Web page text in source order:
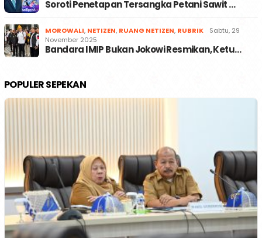
Soroti Penetapan Tersangka Petani Sawit …
MOROWALI, NETIZEN, RUANG NETIZEN, RUBRIK
Sabtu, 29
November 2025
Bandara IMIP Bukan Jokowi Resmikan, Ketu…
POPULER SEPEKAN